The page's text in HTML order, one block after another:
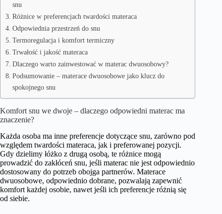
snu
Różnice w preferencjach twardości materaca
Odpowiednia przestrzeń do snu
Termoregulacja i komfort termiczny
Trwałość i jakość materaca
Dlaczego warto zainwestować w materac dwuosobowy?
Podsumowanie – materace dwuosobowe jako klucz do
spokojnego snu
Komfort snu we dwoje – dlaczego odpowiedni materac ma
znaczenie?
Każda osoba ma inne preferencje dotyczące snu, zarówno pod
względem twardości materaca, jak i preferowanej pozycji.
Gdy dzielimy łóżko z drugą osobą, te różnice mogą
prowadzić do zakłóceń snu, jeśli materac nie jest odpowiednio
dostosowany do potrzeb obojga partnerów. Materace
dwuosobowe, odpowiednio dobrane, pozwalają zapewnić
komfort każdej osobie, nawet jeśli ich preferencje różnią się
od siebie.